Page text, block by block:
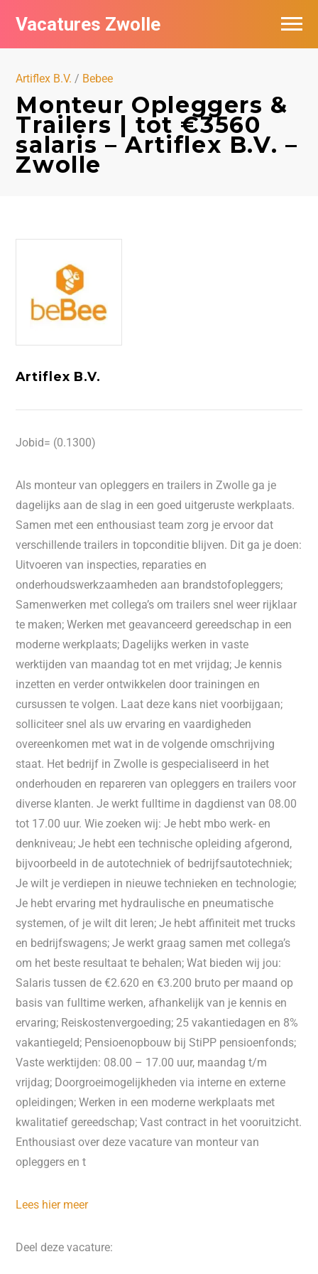
Vacatures Zwolle
Artiflex B.V. / Bebee
Monteur Opleggers &
Trailers | tot €3560
salaris – Artiflex B.V. –
Zwolle
Artiflex B.V.
Jobid= (0.1300)
Als monteur van opleggers en trailers in Zwolle ga je
dagelijks aan de slag in een goed uitgeruste werkplaats.
Samen met een enthousiast team zorg je ervoor dat
verschillende trailers in topconditie blijven. Dit ga je doen:
Uitvoeren van inspecties, reparaties en
onderhoudswerkzaamheden aan brandstofopleggers;
Samenwerken met collega’s om trailers snel weer rijklaar
te maken; Werken met geavanceerd gereedschap in een
moderne werkplaats; Dagelijks werken in vaste
werktijden van maandag tot en met vrijdag; Je kennis
inzetten en verder ontwikkelen door trainingen en
cursussen te volgen. Laat deze kans niet voorbijgaan;
solliciteer snel als uw ervaring en vaardigheden
overeenkomen met wat in de volgende omschrijving
staat. Het bedrijf in Zwolle is gespecialiseerd in het
onderhouden en repareren van opleggers en trailers voor
diverse klanten. Je werkt fulltime in dagdienst van 08.00
tot 17.00 uur. Wie zoeken wij: Je hebt mbo werk- en
denkniveau; Je hebt een technische opleiding afgerond,
bijvoorbeeld in de autotechniek of bedrijfsautotechniek;
Je wilt je verdiepen in nieuwe technieken en technologie;
Je hebt ervaring met hydraulische en pneumatische
systemen, of je wilt dit leren; Je hebt affiniteit met trucks
en bedrijfswagens; Je werkt graag samen met collega’s
om het beste resultaat te behalen; Wat bieden wij jou:
Salaris tussen de €2.620 en €3.200 bruto per maand op
basis van fulltime werken, afhankelijk van je kennis en
ervaring; Reiskostenvergoeding; 25 vakantiedagen en 8%
vakantiegeld; Pensioenopbouw bij StiPP pensioenfonds;
Vaste werktijden: 08.00 – 17.00 uur, maandag t/m
vrijdag; Doorgroeimogelijkheden via interne en externe
opleidingen; Werken in een moderne werkplaats met
kwalitatief gereedschap; Vast contract in het vooruitzicht.
Enthousiast over deze vacature van monteur van
opleggers en t
Lees hier meer
Deel deze vacature:
Vacatures per bedrijf
Nieuwsbrief feed